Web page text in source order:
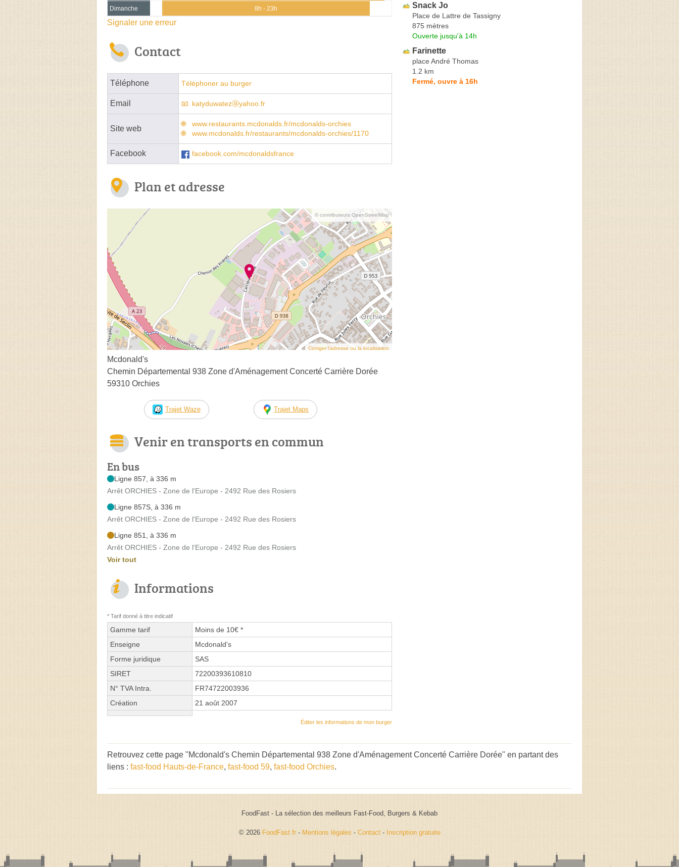
Dimanche 8h - 23h
Signaler une erreur
Contact
Téléphone Téléphoner au burger
Email katyduwatezⓐyahoo.fr
Site web
www.restaurants.mcdonalds.fr/mcdonalds-orchies
www.mcdonalds.fr/restaurants/mcdonalds-orchies/1170
Facebook facebook.com/mcdonaldsfrance
Plan et adresse
© contributeurs OpenStreetMap
Corriger l’adresse ou la localisation
Mcdonald's
Chemin Départemental 938 Zone d'Aménagement Concerté Carrière Dorée
59310 Orchies
Trajet Waze Trajet Maps
Venir en transports en commun
En bus
Ligne 857, à 336 m
Arrêt ORCHIES - Zone de l'Europe - 2492 Rue des Rosiers
Ligne 857S, à 336 m
Arrêt ORCHIES - Zone de l'Europe - 2492 Rue des Rosiers
Ligne 851, à 336 m
Arrêt ORCHIES - Zone de l'Europe - 2492 Rue des Rosiers
Voir tout
Informations
* Tarif donné à titre indicatif
Gamme tarif
Moins de 10€ *
Enseigne
Mcdonald's
Forme juridique
SAS
SIRET
72200393610810
N° TVA Intra.
FR74722003936
Création
21 août 2007
Éditer les informations de mon burger
Snack Jo
Place de Lattre de Tassigny
875 mètres
Ouverte jusqu'à 14h
Farinette
place André Thomas
1.2 km
Fermé, ouvre à 16h
Retrouvez cette page "Mcdonald's Chemin Départemental 938 Zone d'Aménagement Concerté Carrière Dorée" en partant des
liens : fast-food Hauts-de-France, fast-food 59, fast-food Orchies.
FoodFast - La sélection des meilleurs Fast-Food, Burgers & Kebab
© 2026 FoodFast.fr - Mentions légales - Contact- Inscription gratuite